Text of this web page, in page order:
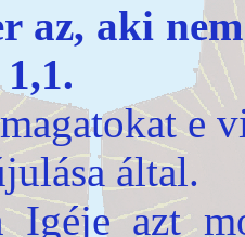
az, aki
e
Igéje azt